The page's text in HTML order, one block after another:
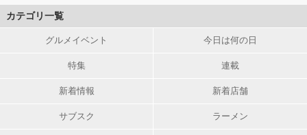
カテゴリ一覧
グルメイベント 今日は何の日
特集 連載
新着情報 新着店舗
サブスク ラーメン